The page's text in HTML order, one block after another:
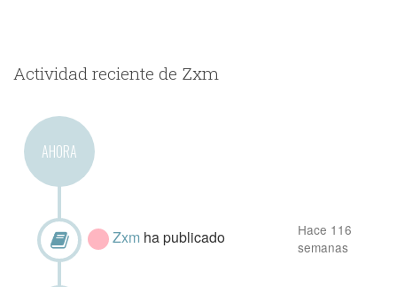
Actividad reciente de Zxm
AHORA
Zxm ha publicado
Hace 116
semanas